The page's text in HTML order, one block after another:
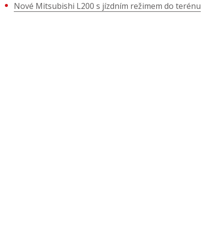
Nové Mitsubishi L200 s jízdním režimem do terénu